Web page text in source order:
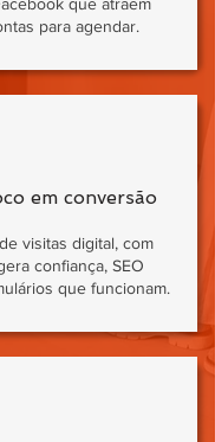
para agendar.
em conversão
visitas digital, com
confiança, SEO
que funcionam.